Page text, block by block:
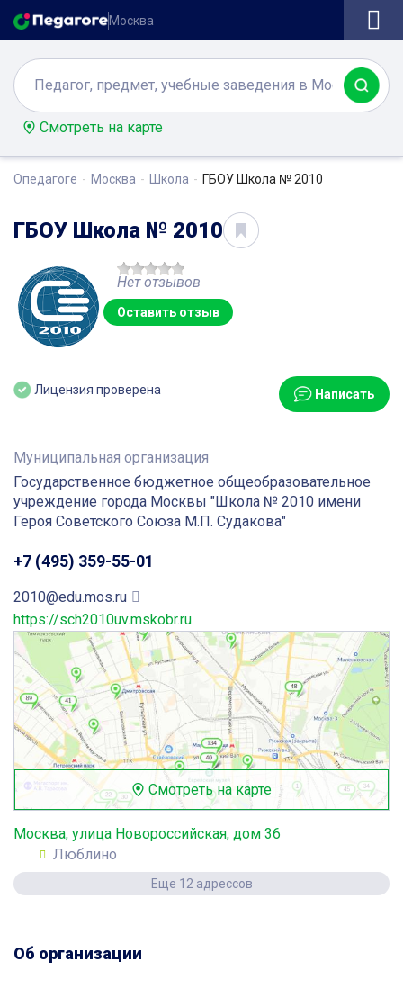
Москва
Смотреть на карте
Опедагоге Москва Школа ГБОУ Школа № 2010
ГБОУ Школа № 2010
Нет отзывов
Оставить отзыв
Лицензия проверена Написать
Муниципальная организация
Государственное бюджетное общеобразовательное
учреждение города Москвы "Школа № 2010 имени
Героя Советского Союза М.П. Судакова"
+7 (495) 359-55-01
2010@edu.mos.ru
https://sch2010uv.mskobr.ru
Смотреть на карте
Москва, улица Новороссийская, дом 36
Люблино
Еще 12 адрессов
Об организации